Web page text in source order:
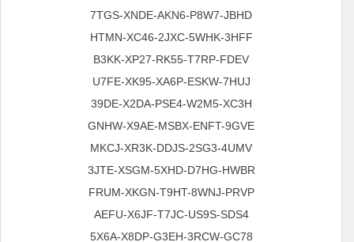
7TGS-XNDE-AKN6-P8W7-JBHD
HTMN-XC46-2JXC-5WHK-3HFF
B3KK-XP27-RK55-T7RP-FDEV
U7FE-XK95-XA6P-ESKW-7HUJ
39DE-X2DA-PSE4-W2M5-XC3H
GNHW-X9AE-MSBX-ENFT-9GVE
MKCJ-XR3K-DDJS-2SG3-4UMV
3JTE-XSGM-5XHD-D7HG-HWBR
FRUM-XKGN-T9HT-8WNJ-PRVP
AEFU-X6JF-T7JC-US9S-SDS4
5X6A-X8DP-G3EH-3RCW-GC78